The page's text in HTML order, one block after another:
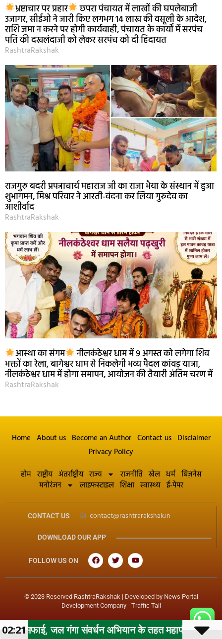
भ्रष्टाचार पर प्रहार छपरा पंचायत में लाखों की घपलेबाजी
उजागर, सीईओ ने जारी किए लगभग 14 लाख की वसूली के आदेश,
राशि जमा न करने पर होगी कार्यवाही, पंचायत के कार्यों में सरपंच
पति की दखलंदाजी को लेकर सरपंच को दी हिदायत
RashtraRakshak
राजगुरु बदरी प्रपन्नाचार्य महाराज जी का राजा भैया के संस्थान में हुआ
शुभागमन, मिश्र परिवार ने आरती-वंदना कर लिया गुरुदेव का
आशीर्वाद
RashtraRakshak
आस्था का संगम नीलकंठेश्वर धाम में 9 अगस्त को लगेगा शिव
भक्तों का रेला, बागेश्वर धाम से निकलेगी भव्य पैदल कांवड़ यात्रा,
नीलकंठेश्वर धाम में होगा समापन, आयोजन की तैयारी अंतिम चरण में
RashtraRakshak
Home About us Become an Author Contact us Disclaimer
Privacy Policy
होम राष्ट्रीय अंतर्राष्ट्रीय राज्य राजनीति खेल धर्म बिज़नेस
मनोरंजन
लाइफस्टाइल शिक्षा स्वास्थ्य ई-पेपर
CONTACT US contact@rashtrarakshak.in
DOWNLOAD OUR APP
FOLLOW US ON
© 2023 Reserved RashtraRakshak | Developed by News Portal
Development Company- Traffic Tail
संवर्धन अभियान के तहत महापौर के निर्देशन में नगर
02:21